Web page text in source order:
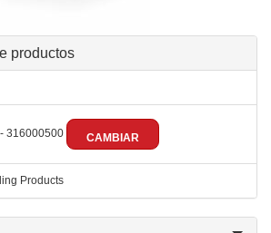
productos
316000500 CAMBIAR
Products